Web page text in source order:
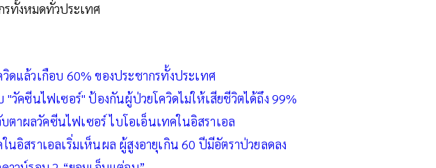
รทั้งหมดทั่วประเทศ
ดแล้วเกือบ 60% ของประชากรทั้งประเทศ
"วัคซีนไฟเซอร์" ป้องกันผู้ป่วยโควิดไม่ให้เสียชีวิตได้ถึง 99%
าผลวัคซีนไฟเซอร์ ไบโอเอ็นเทคในอิสราเอล
นอิสราเอลเริ่มเห็นผล ผู้สูงอายุเกิน 60 ปีมีอัตราป่วยลดลง